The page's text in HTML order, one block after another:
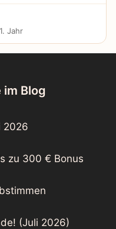
Jahr
im Blog
2026
zu 300 € Bonus
(Juli 2026)